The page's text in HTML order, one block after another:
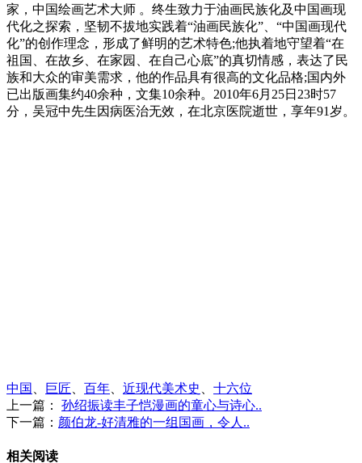
家，中国绘画艺术大师 。终生致力于油画民族化及中国画现
代化之探索，坚韧不拔地实践着“油画民族化”、“中国画现代
化”的创作理念，形成了鲜明的艺术特色;他执着地守望着“在
祖国、在故乡、在家园、在自己心底”的真切情感，表达了民
族和大众的审美需求，他的作品具有很高的文化品格;国内外
已出版画集约40余种，文集10余种。2010年6月25日23时57
分，吴冠中先生因病医治无效，在北京医院逝世，享年91岁。
中国 巨匠 百年 近现代美术史
十六位
上一篇：
孙绍振读丰子恺漫画的童心与诗心..
下一篇： 颜伯龙-好清雅的一组国画，令人..
相关阅读